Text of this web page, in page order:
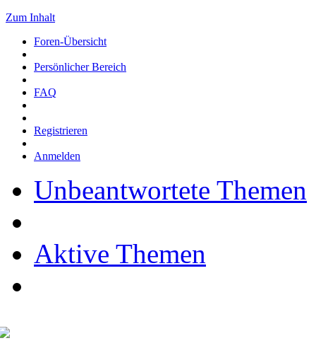
Zum Inhalt
Foren-Übersicht
Persönlicher Bereich
FAQ
Registrieren
Anmelden
Unbeantwortete Themen
Aktive Themen